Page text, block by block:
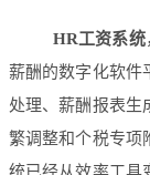
HR工资系统
薪酬的数字化软件
处理、薪酬报表生
繁调整和个税专项